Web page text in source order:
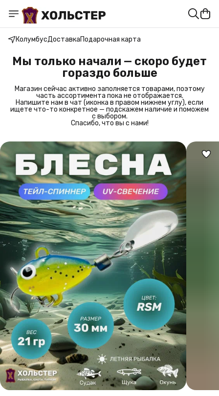
КолумбусДоставкаПодарочная карта
Мы только начали — скоро будет
гораздо больше
Магазин сейчас активно заполняется товарами, поэтому
часть ассортимента пока не отображается.
Напишите нам в чат (иконка в правом нижнем углу), если
ищете что-то конкретное — подскажем наличие и поможем
с выбором.
Спасибо, что вы с нами!